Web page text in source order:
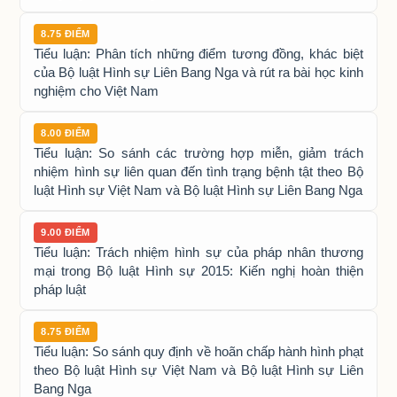
8.75 ĐIỂM
Tiểu luận: Phân tích những điểm tương đồng, khác biệt
của Bộ luật Hình sự Liên Bang Nga và rút ra bài học kinh
nghiệm cho Việt Nam
8.00 ĐIỂM
Tiểu luận: So sánh các trường hợp miễn, giảm trách
nhiệm hình sự liên quan đến tình trạng bệnh tật theo Bộ
luật Hình sự Việt Nam và Bộ luật Hình sự Liên Bang Nga
9.00 ĐIỂM
Tiểu luận: Trách nhiệm hình sự của pháp nhân thương
mại trong Bộ luật Hình sự 2015: Kiến nghị hoàn thiện
pháp luật
8.75 ĐIỂM
Tiểu luận: So sánh quy định về hoãn chấp hành hình phạt
theo Bộ luật Hình sự Việt Nam và Bộ luật Hình sự Liên
Bang Nga